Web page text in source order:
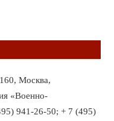
Москва,
«Военно-
941-26-50; + 7 (495)